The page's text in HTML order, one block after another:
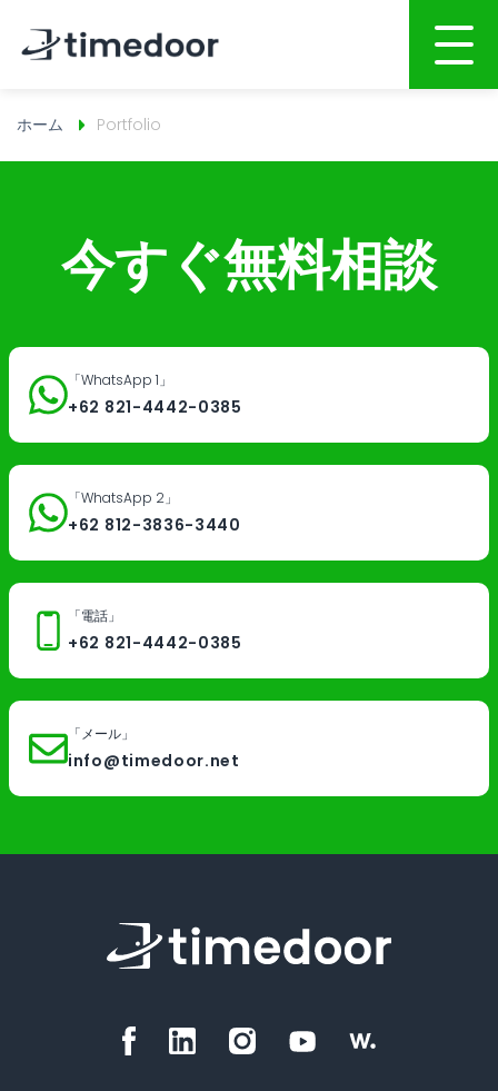
ホーム
サービス
Webサイト・ホームページ制作
インターネット広告
AI開発・インテグレーション
IT コンサルティング
インドネシア進出サポート・協業
IT教育サービス
職業訓練学校
ポートフォリオ
CSR
ブログ
ホーム Portfolio
今すぐ無料相談
「WhatsApp 1」
+62 821-4442-0385
「WhatsApp 2」
+62 812-3836-3440
「電話」
+62 821-4442-0385
「メール」
info@timedoor.net